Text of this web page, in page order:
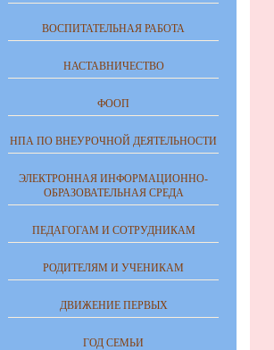
ВОСПИТАТЕЛЬНАЯ РАБОТА
НАСТАВНИЧЕСТВО
ФООП
НПА ПО ВНЕУРОЧНОЙ ДЕЯТЕЛЬНОСТИ
ЭЛЕКТРОННАЯ ИНФОРМАЦИОННО-
ОБРАЗОВАТЕЛЬНАЯ СРЕДА
ПЕДАГОГАМ И СОТРУДНИКАМ
РОДИТЕЛЯМ И УЧЕНИКАМ
ДВИЖЕНИЕ ПЕРВЫХ
ГОД СЕМЬИ